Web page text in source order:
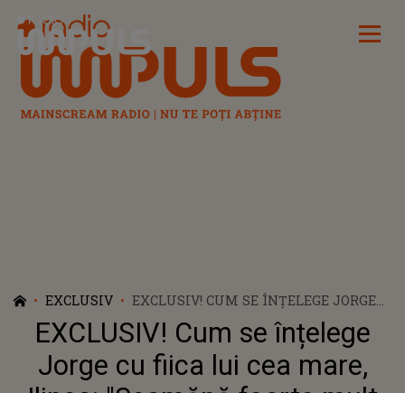
Radio Impuls
EXCLUSIV
EXCLUSIV! CUM SE ÎNȚELEGE JORGE
CU FIICA LUI CEA MARE, ILINCA:
"SEAMĂNĂ FOARTE MULT CU MINE ȘI
NE SPERIE UNEORI PE MINE ȘI PE
SOȚIE"
EXCLUSIV! Cum se înțelege
Jorge cu fiica lui cea mare,